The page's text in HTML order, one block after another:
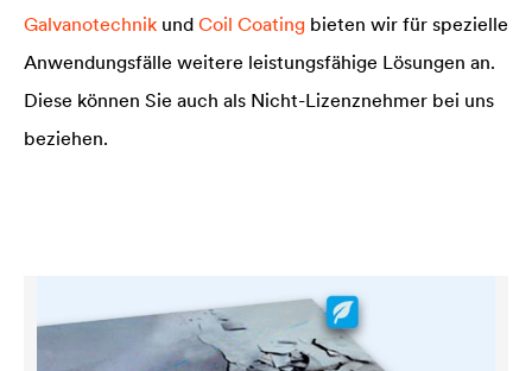
Galvanotechnik und Coil Coating bieten wir für spezielle
Anwendungsfälle weitere leistungsfähige Lösungen an.
Diese können Sie auch als Nicht-Lizenznehmer bei uns
beziehen.